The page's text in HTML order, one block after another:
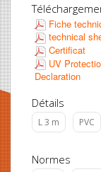
Fiche
technical
Certificat
UV
Declaration
Détails
L 3 m PVC
Normes